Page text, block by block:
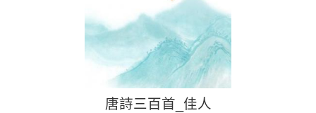
唐詩三百首_佳人